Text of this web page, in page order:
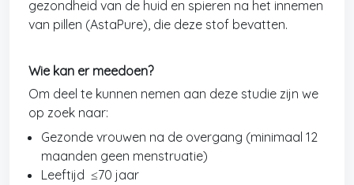
gezondheid van de huid en spieren na het innemen
van pillen (AstaPure), die deze stof bevatten.
Wie kan er meedoen?
Om deel te kunnen nemen aan deze studie zijn we
op zoek naar:
Gezonde vrouwen na de overgang (minimaal 12
maanden geen menstruatie)
Leeftijd ≤70 jaar